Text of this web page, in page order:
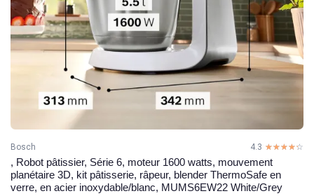
Bosch 4.3 ☆☆☆☆☆
★★★★★
, Robot pâtissier, Série 6, moteur 1600 watts, mouvement
planétaire 3D, kit pâtisserie, râpeur, blender ThermoSafe en
verre, en acier inoxydable/blanc, MUMS6EW22 White/Grey